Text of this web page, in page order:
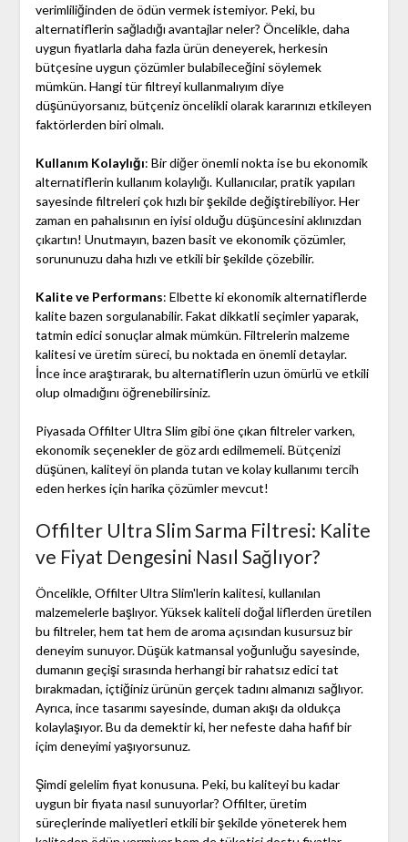
verimliliğinden de ödün vermek istemiyor. Peki, bu
alternatiflerin sağladığı avantajlar neler? Öncelikle, daha
uygun fiyatlarla daha fazla ürün deneyerek, herkesin
bütçesine uygun çözümler bulabileceğini söylemek
mümkün. Hangi tür filtreyi kullanmalıyım diye
düşünüyorsanız, bütçeniz öncelikli olarak kararınızı etkileyen
faktörlerden biri olmalı.
Kullanım Kolaylığı: Bir diğer önemli nokta ise bu ekonomik
alternatiflerin kullanım kolaylığı. Kullanıcılar, pratik yapıları
sayesinde filtreleri çok hızlı bir şekilde değiştirebiliyor. Her
zaman en pahalısının en iyisi olduğu düşüncesini aklınızdan
çıkartın! Unutmayın, bazen basit ve ekonomik çözümler,
sorununuzu daha hızlı ve etkili bir şekilde çözebilir.
Kalite ve Performans: Elbette ki ekonomik alternatiflerde
kalite bazen sorgulanabilir. Fakat dikkatli seçimler yaparak,
tatmin edici sonuçlar almak mümkün. Filtrelerin malzeme
kalitesi ve üretim süreci, bu noktada en önemli detaylar.
İnce ince araştırarak, bu alternatiflerin uzun ömürlü ve etkili
olup olmadığını öğrenebilirsiniz.
Piyasada Offilter Ultra Slim gibi öne çıkan filtreler varken,
ekonomik seçenekler de göz ardı edilmemeli. Bütçenizi
düşünen, kaliteyi ön planda tutan ve kolay kullanımı tercih
eden herkes için harika çözümler mevcut!
Offilter Ultra Slim Sarma Filtresi: Kalite
ve Fiyat Dengesini Nasıl Sağlıyor?
Öncelikle, Offilter Ultra Slim'lerin kalitesi, kullanılan
malzemelerle başlıyor. Yüksek kaliteli doğal liflerden üretilen
bu filtreler, hem tat hem de aroma açısından kusursuz bir
deneyim sunuyor. Düşük katmansal yoğunluğu sayesinde,
dumanın geçişi sırasında herhangi bir rahatsız edici tat
bırakmadan, içtiğiniz ürünün gerçek tadını almanızı sağlıyor.
Ayrıca, ince tasarımı sayesinde, duman akışı da oldukça
kolaylaşıyor. Bu da demektir ki, her nefeste daha hafif bir
içim deneyimi yaşıyorsunuz.
Şimdi gelelim fiyat konusuna. Peki, bu kaliteyi bu kadar
uygun bir fiyata nasıl sunuyorlar? Offilter, üretim
süreçlerinde maliyetleri etkili bir şekilde yöneterek hem